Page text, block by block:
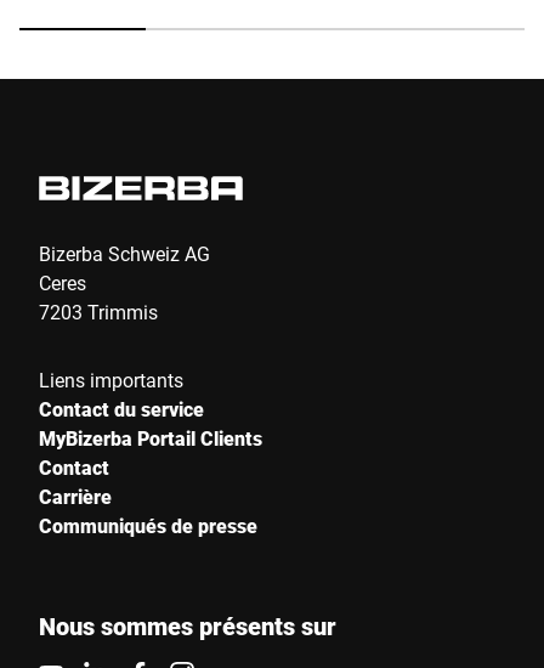
Bizerba Schweiz AG
Ceres
7203 Trimmis
Liens importants
Contact du service
MyBizerba Portail Clients
Contact
Carrière
Communiqués de presse
Nous sommes présents sur